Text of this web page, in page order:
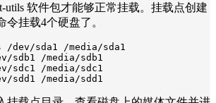
utils 软件包才能够正常挂载。挂载点创建
令挂载4个硬盘了。
dev/sda1 /media/sda1
sdb1 /media/sdb1
sdc1 /media/sdc1
sdd1 /media/sdd1